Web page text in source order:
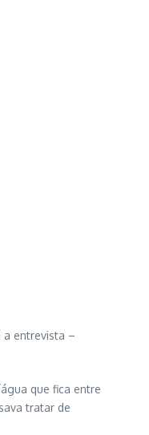
a entrevista –
que fica entre
tratar de